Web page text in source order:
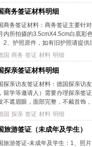
商务签证材料明细
商务签证材料：商务签证主要针
内所拍摄的3.5cmX4.5cm白底彩
2、护照原件，如有旧护照请提
国 商务 签证 材料 明细
探亲签证材料明细
探亲访友签证材料：德国探亲访
留学等邀请人）需要办理探亲签
不遮眉眼，面部完整，不戴首饰
国 探亲 签证 材料 明细
旅游签证（未成年及学生）
旅游签证-未成年及学生：1、照